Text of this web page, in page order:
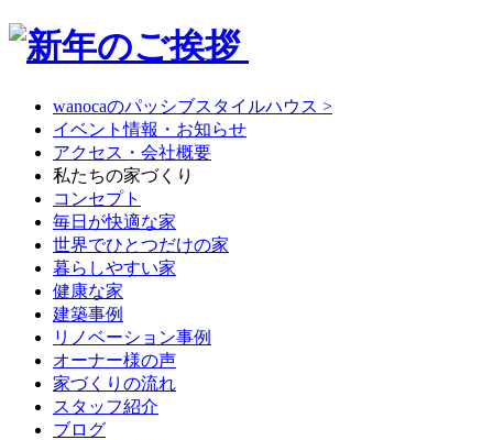
wanocaのパッシブスタイルハウス >
イベント情報・お知らせ
アクセス・会社概要
私たちの家づくり
コンセプト
毎日が快適な家
世界でひとつだけの家
暮らしやすい家
健康な家
建築事例
リノベーション事例
オーナー様の声
家づくりの流れ
スタッフ紹介
ブログ